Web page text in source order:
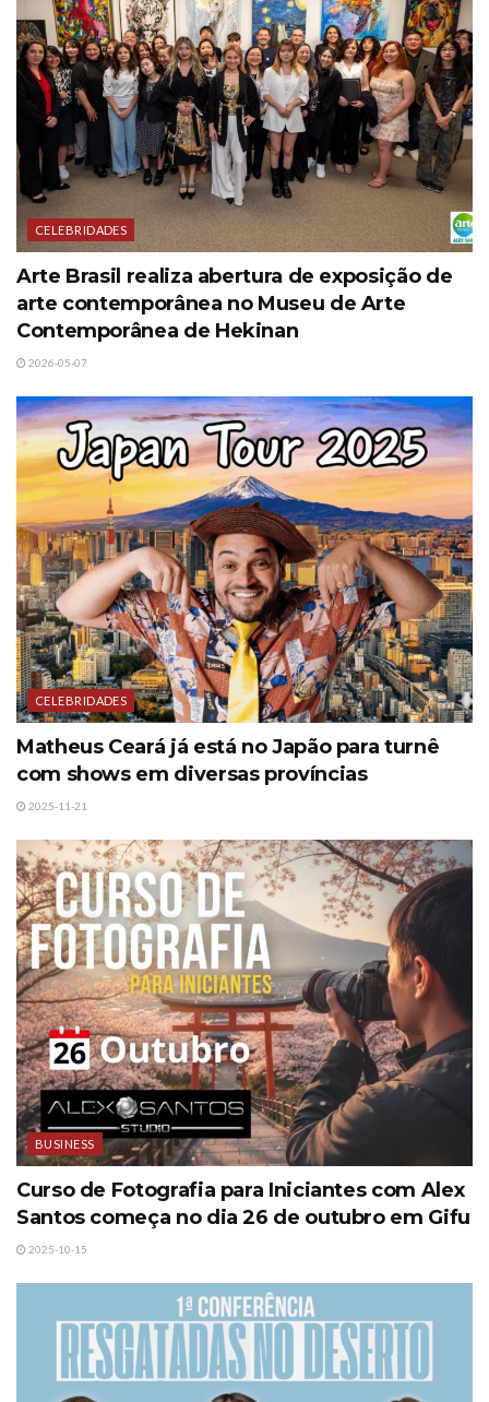
CELEBRIDADES
Arte Brasil realiza abertura de exposição de
arte contemporânea no Museu de Arte
Contemporânea de Hekinan
2026-05-07
CELEBRIDADES
Matheus Ceará já está no Japão para turnê
com shows em diversas províncias
2025-11-21
BUSINESS
Curso de Fotografia para Iniciantes com Alex
Santos começa no dia 26 de outubro em Gifu
2025-10-15